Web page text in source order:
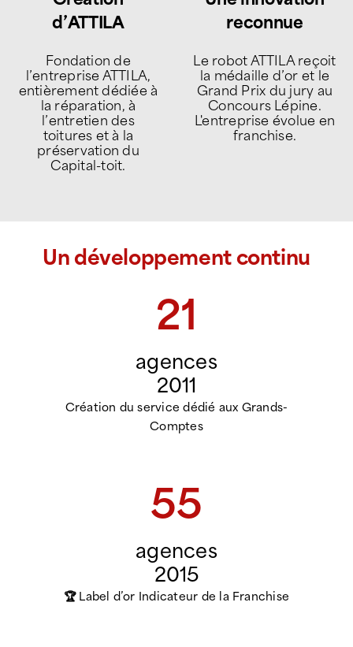
d’un nouveau
ATTILA réinvente le
métier de couvreur
en créant une offre de
services unique,
orientée prévention,
maintenance et
sécurité des toitures.
Capital-toit
Formalisation du
concept de Capital-
toit et structuration de
l’offre autour de 5
univers de services :
Diagnostic,
Un développement continu
21
agences
2011
Création du service dédié aux Grands-
55
agences
2015